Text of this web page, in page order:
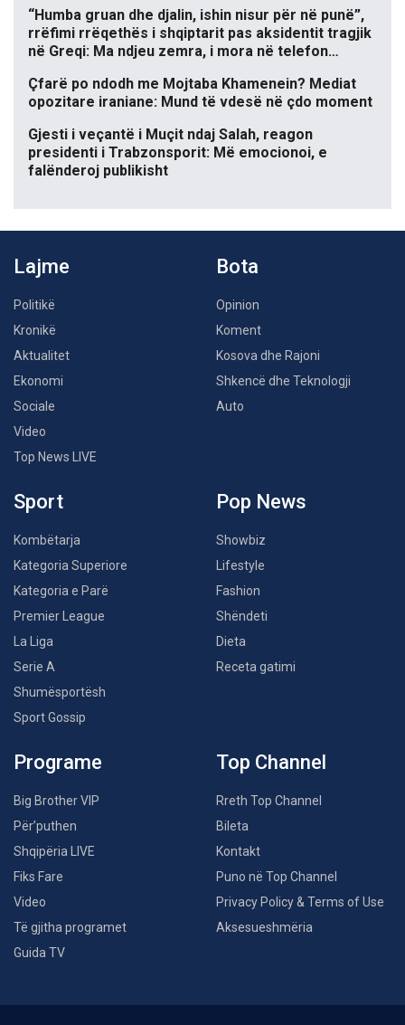
“Humba gruan dhe djalin, ishin nisur për në punë”,
rrëfimi rrëqethës i shqiptarit pas aksidentit tragjik
në Greqi: Ma ndjeu zemra, i mora në telefon…
Çfarë po ndodh me Mojtaba Khamenein? Mediat
opozitare iraniane: Mund të vdesë në çdo moment
Gjesti i veçantë i Muçit ndaj Salah, reagon
presidenti i Trabzonsporit: Më emocionoi, e
falënderoj publikisht
Lajme
Politikë
Kronikë
Aktualitet
Ekonomi
Sociale
Video
Top News LIVE
Bota
Opinion
Koment
Kosova dhe Rajoni
Shkencë dhe Teknologji
Auto
Sport
Kombëtarja
Kategoria Superiore
Kategoria e Parë
Premier League
La Liga
Serie A
Shumësportësh
Sport Gossip
Pop News
Showbiz
Lifestyle
Fashion
Shëndeti
Dieta
Receta gatimi
Programe
Big Brother VIP
Për’puthen
Shqipëria LIVE
Fiks Fare
Video
Të gjitha programet
Guida TV
Top Channel
Rreth Top Channel
Bileta
Kontakt
Puno në Top Channel
Privacy Policy & Terms of Use
Aksesueshmëria